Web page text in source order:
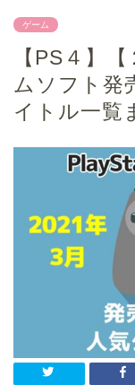
ゲーム
【PS４】
ムソフト発
イトル一覧